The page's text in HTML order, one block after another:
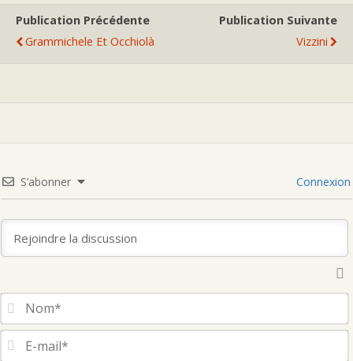
Publication Précédente
Grammichele Et Occhiolà
Publication Suivante
Vizzini
S’abonner Connexion